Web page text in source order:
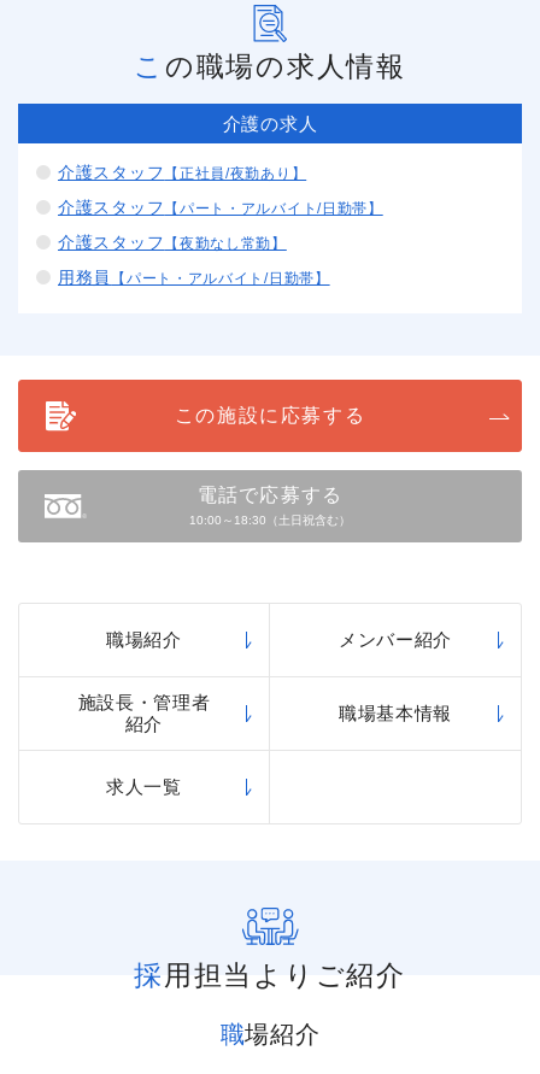
この職場の求人情報
介護の求人
介護スタッフ 【正社員/夜勤あり】
介護スタッフ 【パート・アルバイト/日勤帯】
介護スタッフ 【夜勤なし常勤】
用務員 【パート・アルバイト/日勤帯】
この施設に応募する
電話で応募する
10:00～18:30（土日祝含む）
職場紹介 メンバー紹介
施設長・管理者
紹介
職場基本情報
求人一覧
採用担当よりご紹介
職場紹介